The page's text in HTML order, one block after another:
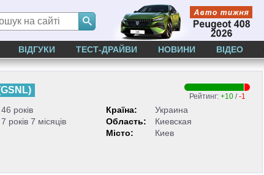
ВІДГУКИ ТЕСТ-ДРАЙВИ НОВИНИ ВІДЕО
GSNL)
Рейтинг: +10/-1
46 років
7 років 7 місяців
Країна:
Украина
Область:
Киевская
Місто:
Киев